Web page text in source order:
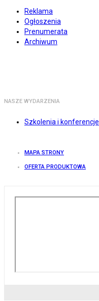
Reklama
Ogłoszenia
Prenumerata
Archiwum
NASZE WYDARZENIA
Szkolenia i konferencje
MAPA STRONY
OFERTA PRODUKTOWA